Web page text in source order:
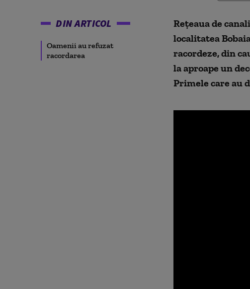
DIN ARTICOL
Oamenii au refuzat
racordarea
Rețeaua de
localitatea
racordeze, din
la aproape un
Primele care au